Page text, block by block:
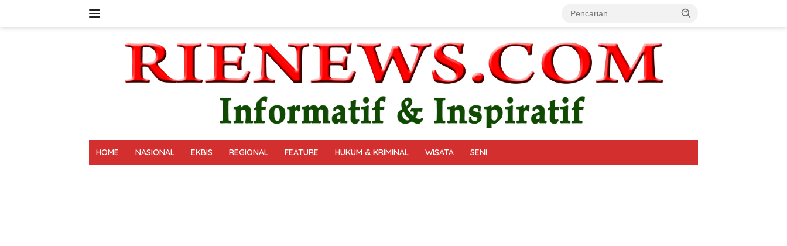
HOME NASIONAL EKBIS REGIONAL FEATURE HUKUM & KRIMINAL WISATA SENI